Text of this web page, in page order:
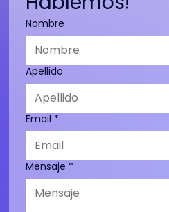
Nombre
Apellido
Email *
Mensaje *